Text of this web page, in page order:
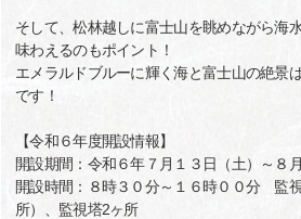
そして、松林越しに富士山を眺めながら海
味わえるのもポイント！
エメラルドブルーに輝く海と富士山の絶景
です！
【令和６年度開設情報】
開設期間：令和６年７月１３日（土）～８
開設時間：８時３０分～１６時００分 監
所）、監視塔2ヶ所